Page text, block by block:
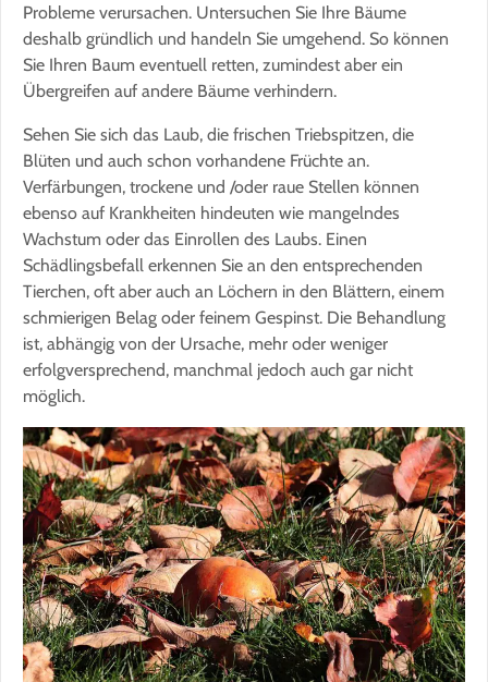
Probleme verursachen. Untersuchen Sie Ihre Bäume
deshalb gründlich und handeln Sie umgehend. So können
Sie Ihren Baum eventuell retten, zumindest aber ein
Übergreifen auf andere Bäume verhindern.
Sehen Sie sich das Laub, die frischen Triebspitzen, die
Blüten und auch schon vorhandene Früchte an.
Verfärbungen, trockene und /oder raue Stellen können
ebenso auf Krankheiten hindeuten wie mangelndes
Wachstum oder das Einrollen des Laubs. Einen
Schädlingsbefall erkennen Sie an den entsprechenden
Tierchen, oft aber auch an Löchern in den Blättern, einem
schmierigen Belag oder feinem Gespinst. Die Behandlung
ist, abhängig von der Ursache, mehr oder weniger
erfolgversprechend, manchmal jedoch auch gar nicht
möglich.